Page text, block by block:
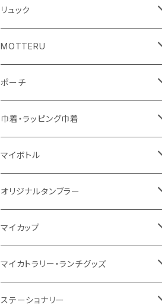
不織布
コットン
不織布
10oz
コットンリネン
ジュートコットン
再生ファブリック
コットン
5oz
シーチング
キャンパス
8oz
10oz
デニム・デニムライク
ポリエステル
再生不織布
不織布
コットンリネン
再生ファブリック
5oz
10oz
コットン
シーチング
キャンパス
10oz
12oz
デニム
ポリエステル
不織布
保冷
オーガニックコットン
フェアトレードコットン
ジュートコットン
再生ファブリック
5oz
コットン
5oz
キャンパス
ポリエステル
不織布
リュック
コットン
5oz
デニム
ポリエステル
不織布
スウェット
MOTTERU
お買い物バッグ
ボトル
タンブラー
ランチグッズ
ハンカチ
傘
ポーチ
オーガニックコットン
フェアトレードコットン
再生ファブリック
キャンパス
デニム・デニムライク
ポリエステル
巾着・ラッピング巾着
コットン
オーガニックコットン
再生ファブリック
フェアトレードコットン
デニム・デニムライク
マイボトル
ステンレスサーモ
ステンレス
アルミ
クリアボトル
オリジナルタンブラー
サーモタンブラー
ステンレス2層タンブラー
プラスチック2層タンブラー
マイカップ
サーモ
ステンレス
マイカトラリー・ランチグッズ
カトラリー
ステーショナリー